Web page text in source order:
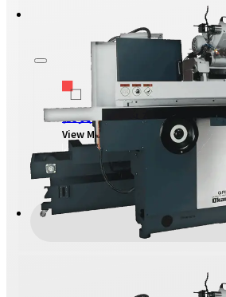
投資家のみなさまへ
View More
IRのお問い合わせ